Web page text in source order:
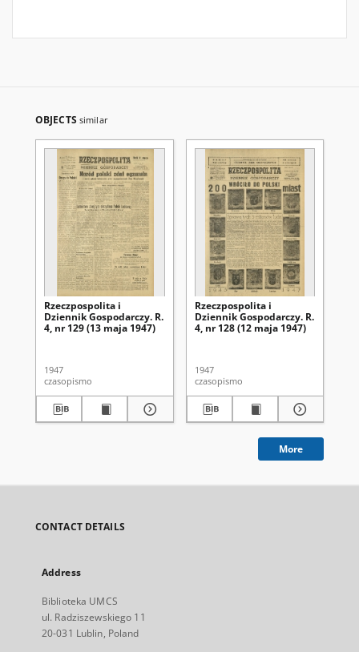
OBJECTS similar
Rzeczpospolita i
Dziennik Gospodarczy. R.
4, nr 129 (13 maja 1947)
1947
czasopismo
Rzeczpospolita i
Dziennik Gospodarczy. R.
4, nr 128 (12 maja 1947)
1947
czasopismo
More
CONTACT DETAILS
Address
Biblioteka UMCS
ul. Radziszewskiego 11
20-031 Lublin, Poland